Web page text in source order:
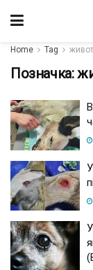
Home Tag
Позначка: